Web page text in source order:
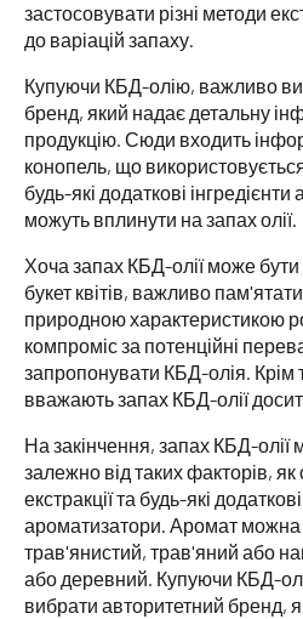
застосовувати різні методи
до варіацій запаху.
Купуючи КБД-олію, важливо
бренд, який надає детальну
продукцію. Сюди входить
конопель, що
будь-які додаткові
можуть вплинути на запах олії.
Хоча запах КБД-олії може
букет квітів, важливо
природною характеристикою
компроміс за потенційні
запропонувати КБД-олія. Крім
вважають запах КБД-олії
На закінчення, запах КБД-
залежно від таких факторів,
екстракції та будь-які
ароматизатори. Аромат можна
трав'янистий, трав'яний або
або деревний. Купуючи КБД-
вибрати авторитетний бренд,